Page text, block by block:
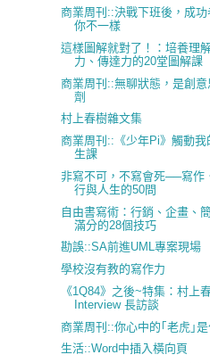
商業周刊::決戰下班後，成功
你不一樣
這樣圖解就對了！：培養理
力、傳達力的20堂圖解課
商業周刊::無聊狀態，是創
劑
村上春樹雜文集
商業周刊::《少年Pi》觸動我
生課
非寫不可，不寫會死──寫作
行與人生的50問
自由書寫術：行銷、企畫、
滿分的28個技巧
勘誤::SA前進UML專案現場
學校沒有教的寫作力
《1Q84》之後~特集：村上
Interview 長訪談
商業周刊::你心中的｢老虎｣是
生活::Word中插入橫向頁